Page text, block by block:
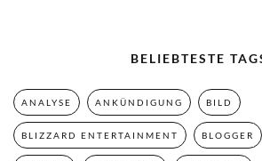
BELIEBTESTE
ANALYSE ANKÜNDIGUNG BILD
BLIZZARD ENTERTAINMENT BLOGGER